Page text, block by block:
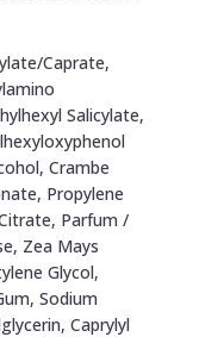
Caprate,
Salicylate,
Crambe
Propylene
Parfum /
Zea Mays
Glycol,
Sodium
Caprylyl